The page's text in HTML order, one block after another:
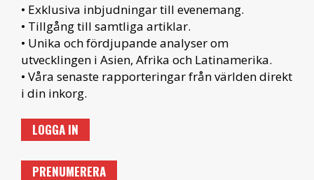
• Exklusiva inbjudningar till evenemang.
• Tillgång till samtliga artiklar.
• Unika och fördjupande analyser om
utvecklingen i Asien, Afrika och Latinamerika.
• Våra senaste rapporteringar från världen direkt
i din inkorg.
LOGGA IN
PRENUMERERA